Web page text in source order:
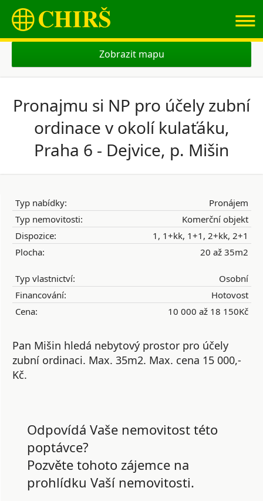
≡
Zobrazit mapu
Pronajmu si NP pro účely zubní
ordinace v okolí kulaťáku,
Praha 6 - Dejvice, p. Mišin
Typ nabídky:
Pronájem
Typ nemovitosti:
Komerční objekt
Dispozice:
1, 1+kk, 1+1, 2+kk, 2+1
Plocha:
20 až 35m2
Typ vlastnictví:
Osobní
Financování:
Hotovost
Cena:
10 000 až 18 150Kč
Pan Mišin hledá nebytový prostor pro účely
zubní ordinaci. Max. 35m2. Max. cena 15 000,-
Kč.
Odpovídá Vaše nemovitost této
poptávce?
Pozvěte tohoto zájemce na
prohlídku Vaší nemovitosti.